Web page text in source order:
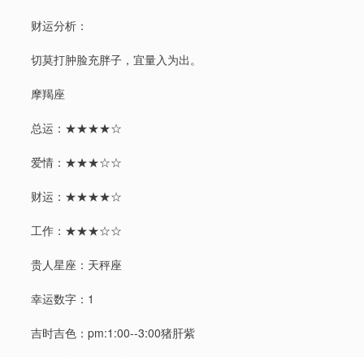
财运分析：
切莫打肿脸充胖子，宜量入为出。
摩羯座
总运：★★★★☆
爱情：★★★☆☆
财运：★★★★☆
工作：★★★☆☆
贵人星座：天秤座
幸运数字：1
吉时吉色：pm:1:00--3:00猪肝紫